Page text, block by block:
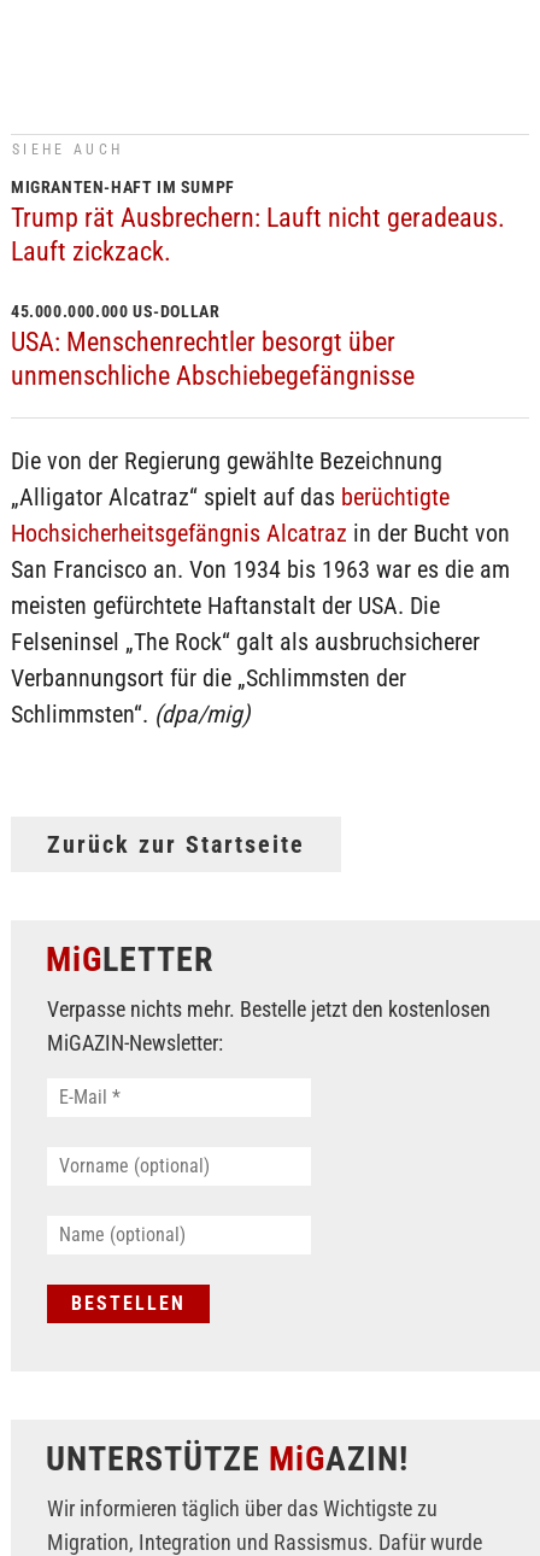
SIEHE AUCH
MIGRANTEN-HAFT IM SUMPF
Trump rät Ausbrechern: Lauft nicht geradeaus.
Lauft zickzack.
45.000.000.000 US-DOLLAR
USA: Menschenrechtler besorgt über
unmenschliche Abschiebegefängnisse
Die von der Regierung gewählte Bezeichnung
„Alligator Alcatraz“ spielt auf das berüchtigte
Hochsicherheitsgefängnis Alcatraz in der Bucht von
San Francisco an. Von 1934 bis 1963 war es die am
meisten gefürchtete Haftanstalt der USA. Die
Felseninsel „The Rock“ galt als ausbruchsicherer
Verbannungsort für die „Schlimmsten der
Schlimmsten“. (dpa/mig)
Zurück zur Startseite
MiGLETTER
Verpasse nichts mehr. Bestelle jetzt den kostenlosen
MiGAZIN-Newsletter:
UNTERSTÜTZE MiGAZIN!
Wir informieren täglich über das Wichtigste zu
Migration, Integration und Rassismus. Dafür wurde